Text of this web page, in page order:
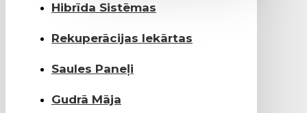
Hibrīda Sistēmas
Rekuperācijas Iekārtas
Saules Paneļi
Gudrā Māja